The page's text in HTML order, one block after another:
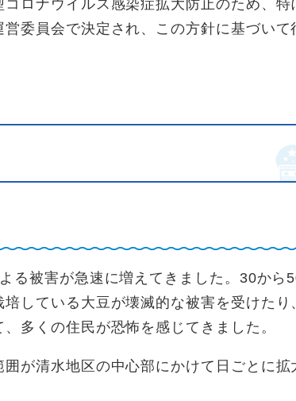
ロナウイルス感染症拡大防止のため、特
委員会で決定され、この方針に基づいて
る被害が急速に増えてきました。30から
している大豆が壊滅的な被害を受けたり
多くの住民が恐怖を感じてきました。
が清水地区の中心部にかけて日ごとに拡